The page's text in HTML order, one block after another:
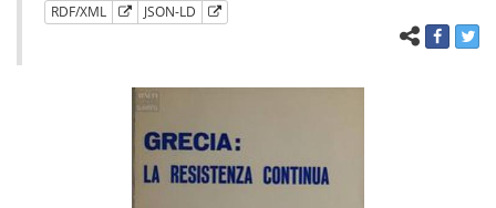
RDF/XML JSON-LD